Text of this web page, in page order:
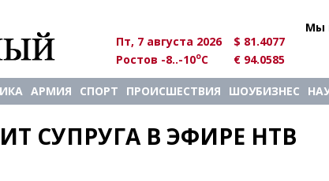
Мы
Пт, 7 августа 2026
$ 81.4077
Ростов -8..-10oC € 94.0585
АРМИЯ СПОРТ ПРОИСШЕСТВИЯ ШОУБИЗНЕС
СУПРУГА В ЭФИРЕ НТВ